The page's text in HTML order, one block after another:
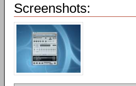
Screenshots: